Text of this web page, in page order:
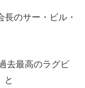
のサー・ビル・
去最高のラグビ
と